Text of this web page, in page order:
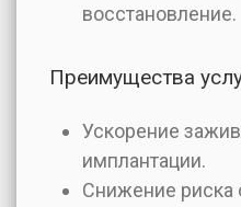
восстановление.
Преимущества
Ускорение
имплантации.
Снижение риска